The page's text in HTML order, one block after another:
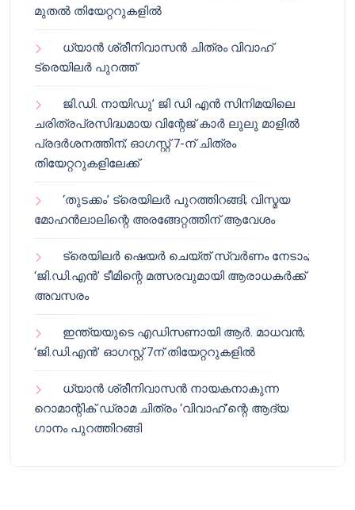
മുതൽ തിയേറ്ററുകളിൽ
ധ്യാൻ ശ്രീനിവാസൻ ചിത്രം വിവാഹ്
ട്രെയിലർ പുറത്ത്
ജി.ഡി. നായിഡു’ ജി ഡി എൻ സിനിമയിലെ
ചരിത്രപ്രസിദ്ധമായ വിന്റേജ് കാർ ലുലു മാളിൽ
പ്രദർശനത്തിന്; ഓഗസ്റ്റ് 7-ന് ചിത്രം
തിയേറ്ററുകളിലേക്ക്
‘തുടക്കം’ ട്രെയിലർ പുറത്തിറങ്ങി; വിസ്മയ
മോഹൻലാലിന്റെ അരങ്ങേറ്റത്തിന് ആവേശം
ട്രെയിലർ ഷെയർ ചെയ്‌ത് സ്വർണം നേടാം;
‘ജി.ഡി.എൻ’ ടീമിന്റെ മത്സരവുമായി ആരാധകർക്ക്
അവസരം
ഇന്ത്യയുടെ എഡിസണായി ആർ. മാധവൻ;
‘ജി.ഡി.എൻ’ ഓഗസ്റ്റ് 7ന് തിയേറ്ററുകളിൽ
ധ്യാൻ ശ്രീനിവാസൻ നായകനാകുന്ന
റൊമാന്റിക് ഡ്രാമ ചിത്രം ‘വിവാഹ്’ന്റെ ആദ്യ
ഗാനം പുറത്തിറങ്ങി